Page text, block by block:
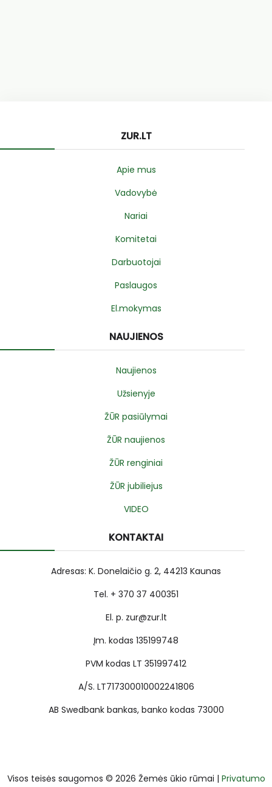
ZUR.LT
Apie mus
Vadovybė
Nariai
Komitetai
Darbuotojai
Paslaugos
El.mokymas
NAUJIENOS
Naujienos
Užsienyje
ŽŪR pasiūlymai
ŽŪR naujienos
ŽŪR renginiai
ŽŪR jubiliejus
VIDEO
KONTAKTAI
Adresas: K. Donelaičio g. 2, 44213 Kaunas
Tel. + 370 37 400351
El. p. zur@zur.lt
Įm. kodas 135199748
PVM kodas LT 351997412
A/S. LT717300010002241806
AB Swedbank bankas, banko kodas 73000
Visos teisės saugomos © 2026 Žemės ūkio rūmai | Privatumo